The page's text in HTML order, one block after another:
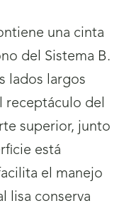
una cinta
del Sistema B.
lados largos
receptáculo del
superior, junto
está
el manejo
lisa conserva